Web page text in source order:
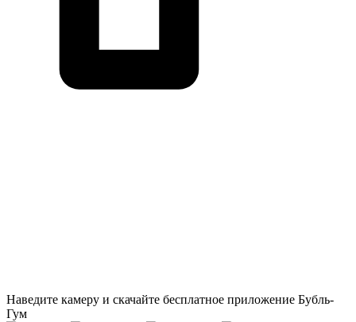
Наведите камеру и скачайте бесплатное приложение Бубль-
Гум